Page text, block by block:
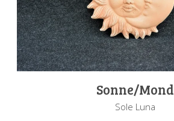
Sonne/Mond
Sole Luna